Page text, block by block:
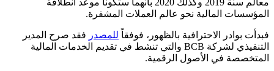
المؤسسات المالية نحو عالم العملات المشفرة.
فبدأت بوادر الاحترافية بالظهور، فوفقاً للمصدر فقد صرح المدير
التنفيذي لشركة BCB والتي تنشط في تقديم الخدمات المالية
المتخصصة في الأصول الرقمية.